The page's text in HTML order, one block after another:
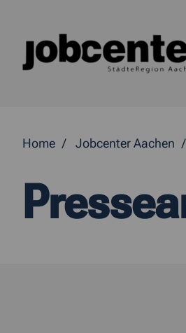
Home Jobcenter Aachen